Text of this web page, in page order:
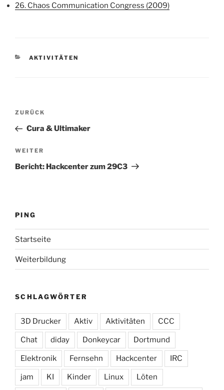
26. Chaos Communication Congress (2009)
KATEGORIEN
AKTIVITÄTEN
Beitragsnavigation
Vorheriger
Beitrag
ZURÜCK
Cura & Ultimaker
Nächster
Beitrag
WEITER
Bericht: Hackcenter zum 29C3
PING
Startseite
Weiterbildung
SCHLAGWÖRTER
3D Drucker Aktiv Aktivitäten CCC
Chat diday Donkeycar Dortmund
Elektronik Fernsehn Hackcenter IRC
jam KI Kinder Linux Löten